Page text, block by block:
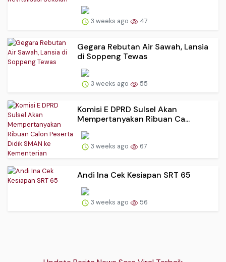
3 weeks ago 47
Gegara Rebutan Air Sawah, Lansia
di Soppeng Tewas
3 weeks ago 55
Komisi E DPRD Sulsel Akan
Mempertanyakan Ribuan Ca...
3 weeks ago 67
Andi Ina Cek Kesiapan SRT 65
3 weeks ago 56